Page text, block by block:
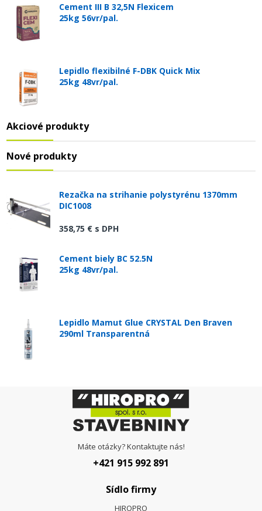
Cement III B 32,5N Flexicem
25kg 56vr/pal.
Lepidlo flexibilné F-DBK Quick Mix
25kg 48vr/pal.
Akciové produkty
Nové produkty
Rezačka na strihanie polystyrénu 1370mm
DIC1008
358,75 € s DPH
Cement biely BC 52.5N
25kg 48vr/pal.
Lepidlo Mamut Glue CRYSTAL Den Braven
290ml Transparentná
Máte otázky? Kontaktujte nás!
+421 915 992 891
Sídlo firmy
HIROPRO